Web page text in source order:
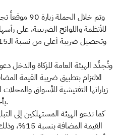
للأنظمة واللوائح الضريبية، على
وتُجدِّد الهيئة العامة للزكاة والدخل
زياراتها التفتيشية للأسواق والمحلات
بأحكام الأنظمة الضريبية في المملكة.
كما تدعو الهيئة المستهلكين إلى
القيمة